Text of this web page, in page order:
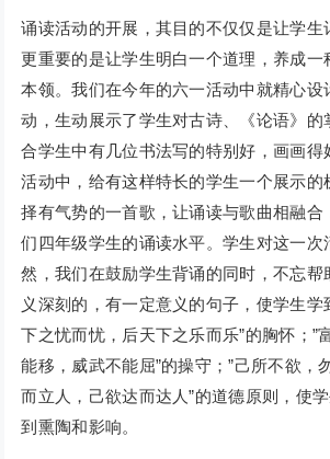
诵读活动的开展，其目的不仅仅是让学生
更重要的是让学生明白一个道理，养成一
本领。我们在今年的六一活动中就精心设
动，生动展示了学生对古诗、《论语》的
合学生中有几位书法写的特别好，画画得
活动中，给有这样特长的学生一个展示的
择有气势的一首歌，让诵读与歌曲相融合
们四年级学生的诵读水平。学生对这一次
然，我们在鼓励学生背诵的同时，不忘帮
义深刻的，有一定意义的句子，使学生学
下之忧而忧，后天下之乐而乐”的胸怀；”
能移，威武不能屈”的操守；”己所不欲，
而立人，己欲达而达人”的道德原则，使
到熏陶和影响。